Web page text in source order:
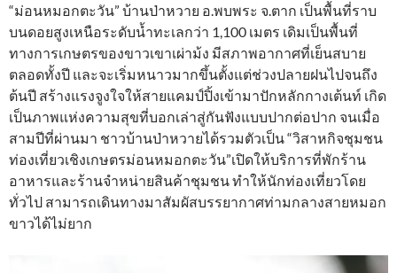
“ม่อนหมอกตะวัน” บ้านป่าหวาย อ.พบพระ จ.ตาก เป็นพื้นที่ราบ
บนดอยสูงเหนือระดับน้ำทะเลกว่า 1,100 เมตร เดิมเป็นพื้นที่
ทางการเกษตรของขาวเขาเผ่าม้ง มีสภาพอากาศที่เย็นสบาย
ตลอดทั้งปี และจะเริ่มหนาวมากขึ้นตั้งแต่ช่วงปลายฝนไปจนถึง
ต้นปี สร้างแรงจูงใจให้สายแคมป์ปิ้งเข้ามาปักหลักกางเต้นท์ เกิด
เป็นภาพแห่งความสุขที่บอกเล่าสู่กันฟังแบบปากต่อปาก จนเมื่อ
สามปีที่ผ่านมา ชาวบ้านป่าหวายได้รวมตัวเป็น “วิสาหกิจชุมชน
ท่องเที่ยวเชิงเกษตรม่อนหมอกตะวัน”เปิดให้บริการที่พักร้าน
อาหารและร้านจำหน่ายสินค้าชุมชน ทำให้นักท่องเที่ยวโดย
ทั่วไป สามารถเดินทางมาสัมผัสบรรยากาศท่ามกลางสายหมอก
ขาวได้ไม่ยาก